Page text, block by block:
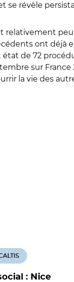
se révèle
relativement
ont déjà
de 72
sur
la vie des
: Nice